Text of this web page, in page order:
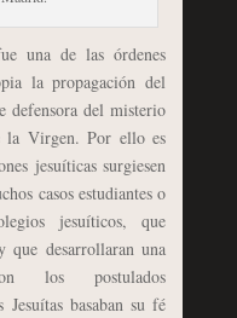
de las órdenes
la propagación del
defensora del misterio
la Virgen. Por ello es
jesuíticas surgiesen
casos estudiantes o
jesuíticos, que
que desarrollaran una
los postulados
basaban su fé